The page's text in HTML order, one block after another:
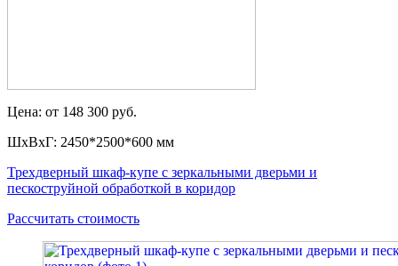
Цена: от 148 300 руб.
ШxВxГ: 2450*2500*600 мм
Трехдверный шкаф-купе с зеркальными дверьми и
пескоструйной обработкой в коридор
Рассчитать стоимость